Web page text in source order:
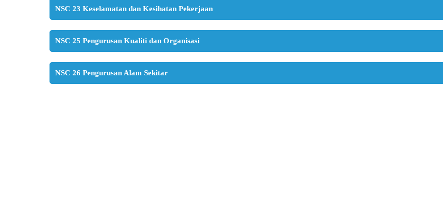
NSC 23 Keselamatan dan Kesihatan Pekerjaan
NSC 25 Pengurusan Kualiti dan Organisasi
NSC 26 Pengurusan Alam Sekitar